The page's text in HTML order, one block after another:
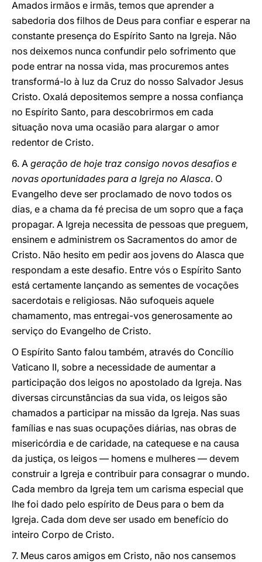
Amados irmãos e irmãs, temos que aprender a
sabedoria dos filhos de Deus para confiar e esperar na
constante presença do Espírito Santo na Igreja. Não
nos deixemos nunca confundir pelo sofrimento que
pode entrar na nossa vida, mas procuremos antes
transformá-lo à luz da Cruz do nosso Salvador Jesus
Cristo. Oxalá depositemos sempre a nossa confiança
no Espírito Santo, para descobrirmos em cada
situação nova uma ocasião para alargar o amor
redentor de Cristo.
6. A geração de hoje traz consigo novos desafios e
novas oportunidades para a Igreja no Alasca. O
Evangelho deve ser proclamado de novo todos os
dias, e a chama da fé precisa de um sopro que a faça
propagar. A Igreja necessita de pessoas que preguem,
ensinem e administrem os Sacramentos do amor de
Cristo. Não hesito em pedir aos jovens do Alasca que
respondam a este desafio. Entre vós o Espírito Santo
está certamente lançando as sementes de vocações
sacerdotais e religiosas. Não sufoqueis aquele
chamamento, mas entregai-vos generosamente ao
serviço do Evangelho de Cristo.
O Espírito Santo falou também, através do Concílio
Vaticano II, sobre a necessidade de aumentar a
participação dos leigos no apostolado da Igreja. Nas
diversas circunstâncias da sua vida, os leigos são
chamados a participar na missão da Igreja. Nas suas
famílias e nas suas ocupações diárias, nas obras de
misericórdia e de caridade, na catequese e na causa
da justiça, os leigos — homens e mulheres — devem
construir a Igreja e contribuir para consagrar o mundo.
Cada membro da Igreja tem um carisma especial que
lhe foi dado pelo espírito de Deus para o bem da
Igreja. Cada dom deve ser usado em benefício do
inteiro Corpo de Cristo.
7. Meus caros amigos em Cristo, não nos cansemos